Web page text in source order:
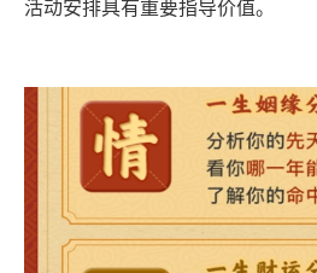
活动安排具有重要指导价值。